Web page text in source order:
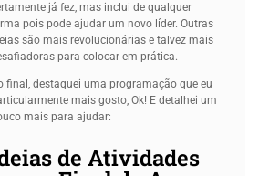
já fez, mas inclui de qualquer
pois pode ajudar um novo líder. Outras
são mais revolucionárias e talvez mais
para colocar em prática.
final, destaquei uma programação que eu
mais gosto, Ok! E detalhei um
mais para ajudar:
de Atividades